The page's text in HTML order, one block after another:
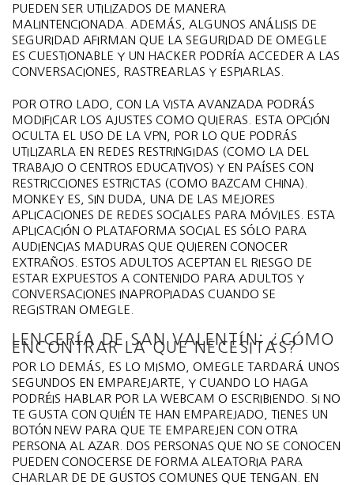
PUEDEN SER UTILIZADOS DE MANERA
MALINTENCIONADA. ADEMÁS, ALGUNOS ANÁLISIS DE
SEGURIDAD AFIRMAN QUE LA SEGURIDAD DE OMEGLE
ES CUESTIONABLE Y UN HACKER PODRÍA ACCEDER A LAS
CONVERSACIONES, RASTREARLAS Y ESPIARLAS.
POR OTRO LADO, CON LA VISTA AVANZADA PODRÁS
MODIFICAR LOS AJUSTES COMO QUIERAS. ESTA OPCIÓN
OCULTA EL USO DE LA VPN, POR LO QUE PODRÁS
UTILIZARLA EN REDES RESTRINGIDAS (COMO LA DEL
TRABAJO O CENTROS EDUCATIVOS) Y EN PAÍSES CON
RESTRICCIONES ESTRICTAS (COMO BAZCAM CHINA).
MONKEY ES, SIN DUDA, UNA DE LAS MEJORES
APLICACIONES DE REDES SOCIALES PARA MÓVILES. ESTA
APLICACIÓN O PLATAFORMA SOCIAL ES SÓLO PARA
AUDIENCIAS MADURAS QUE QUIEREN CONOCER
EXTRAÑOS. ESTOS ADULTOS ACEPTAN EL RIESGO DE
ESTAR EXPUESTOS A CONTENIDO PARA ADULTOS Y
CONVERSACIONES INAPROPIADAS CUANDO SE
REGISTRAN OMEGLE.
LENCERÍA DE SAN VALENTÍN: ¿CÓMO
ENCONTRAR LA QUE NECESITAS?
POR LO DEMÁS, ES LO MISMO, OMEGLE TARDARÁ UNOS
SEGUNDOS EN EMPAREJARTE, Y CUANDO LO HAGA
PODRÉIS HABLAR POR LA WEBCAM O ESCRIBIENDO. SI NO
TE GUSTA CON QUIÉN TE HAN EMPAREJADO, TIENES UN
BOTÓN NEW PARA QUE TE EMPAREJEN CON OTRA
PERSONA AL AZAR. DOS PERSONAS QUE NO SE CONOCEN
PUEDEN CONOCERSE DE FORMA ALEATORIA PARA
CHARLAR DE DE GUSTOS COMUNES QUE TENGAN. EN